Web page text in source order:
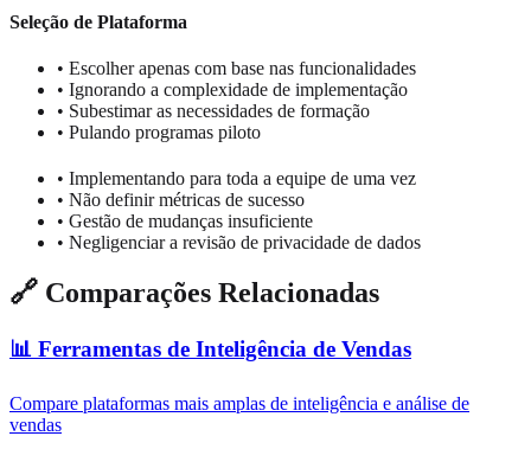
Seleção de Plataforma
• Escolher apenas com base nas funcionalidades
• Ignorando a complexidade de implementação
• Subestimar as necessidades de formação
• Pulando programas piloto
• Implementando para toda a equipe de uma vez
• Não definir métricas de sucesso
• Gestão de mudanças insuficiente
• Negligenciar a revisão de privacidade de dados
🔗 Comparações Relacionadas
📊 Ferramentas de Inteligência de Vendas
Compare plataformas mais amplas de inteligência e análise de
vendas